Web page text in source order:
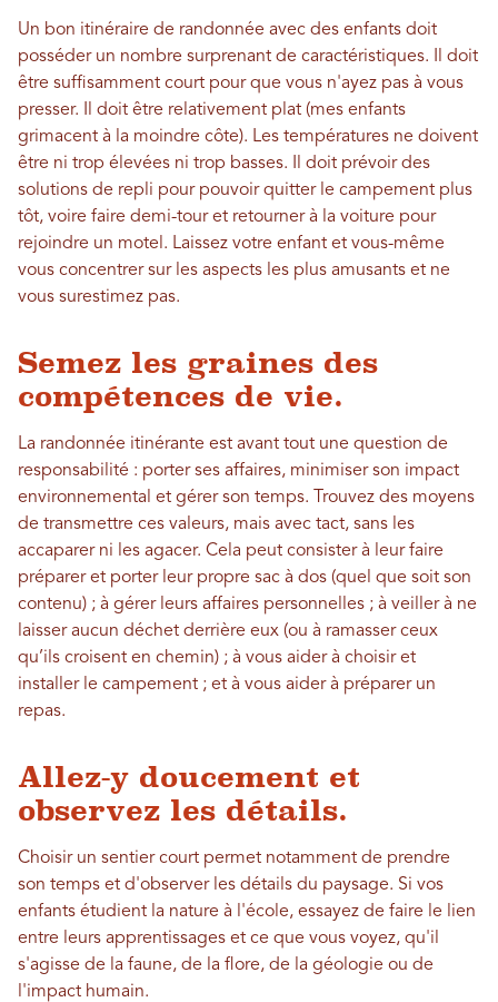
Un bon itinéraire de randonnée avec des enfants doit
posséder un nombre surprenant de caractéristiques. Il doit
être suffisamment court pour que vous n'ayez pas à vous
presser. Il doit être relativement plat (mes enfants
grimacent à la moindre côte). Les températures ne doivent
être ni trop élevées ni trop basses. Il doit prévoir des
solutions de repli pour pouvoir quitter le campement plus
tôt, voire faire demi-tour et retourner à la voiture pour
rejoindre un motel. Laissez votre enfant et vous-même
vous concentrer sur les aspects les plus amusants et ne
vous surestimez pas.
Semez les graines des
compétences de vie.
La randonnée itinérante est avant tout une question de
responsabilité : porter ses affaires, minimiser son impact
environnemental et gérer son temps. Trouvez des moyens
de transmettre ces valeurs, mais avec tact, sans les
accaparer ni les agacer. Cela peut consister à leur faire
préparer et porter leur propre sac à dos (quel que soit son
contenu) ; à gérer leurs affaires personnelles ; à veiller à ne
laisser aucun déchet derrière eux (ou à ramasser ceux
qu’ils croisent en chemin) ; à vous aider à choisir et
installer le campement ; et à vous aider à préparer un
repas.
Allez-y doucement et
observez les détails.
Choisir un sentier court permet notamment de prendre
son temps et d'observer les détails du paysage. Si vos
enfants étudient la nature à l'école, essayez de faire le lien
entre leurs apprentissages et ce que vous voyez, qu'il
s'agisse de la faune, de la flore, de la géologie ou de
l'impact humain.